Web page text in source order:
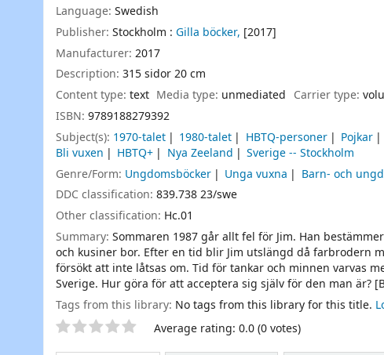
Language: Swedish
Publisher: Stockholm : Gilla böcker, [2017]
Manufacturer: 2017
Description: 315 sidor 20 cm
Content type: text Media type: unmediated Carrier type:
ISBN: 9789188279392
Subject(s): 1970-talet 1980-talet HBTQ-personer Pojkar
Bli vuxen
HBTQ+ Nya Zeeland
Sverige -- Stockholm
Genre/Form: Ungdomsböcker Unga vuxna
Barn- och
DDC classification: 839.738 23/swe
Other classification: Hc.01
Summary: Sommaren 1987 går allt fel för Jim. Han
och kusiner bor. Efter en tid blir Jim utslängd då farbrodern
försökt att inte låtsas om. Tid för tankar och minnen varvas
Sverige. Hur göra för att acceptera sig själv för den man är?
Tags from this library: No tags from this library for this title.
Star ratings Average rating: 0.0 (0 votes)